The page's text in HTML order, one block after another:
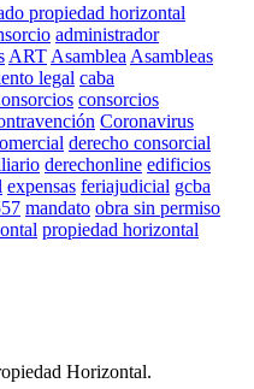
propiedad horizontal
administrador
ART Asamblea Asambleas
legal caba
consorcios
Coronavirus
derecho consorcial
derechonline edificios
expensas feriajudicial gcba
mandato obra sin permiso
propiedad horizontal
Horizontal.